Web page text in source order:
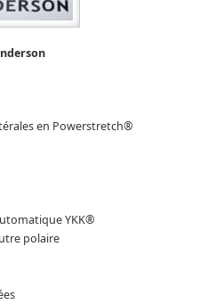
en Powerstretch®
YKK®
polaire